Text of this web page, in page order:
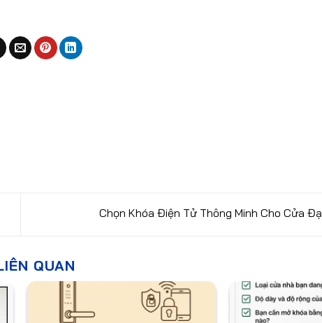
Chọn Khóa Điện Tử Thông Minh Cho Cửa
QUAN